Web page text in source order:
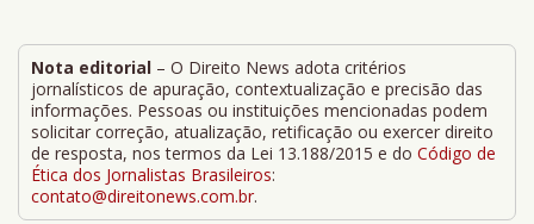
Nota editorial – O Direito News adota critérios
jornalísticos de apuração, contextualização e precisão das
informações. Pessoas ou instituições mencionadas podem
solicitar correção, atualização, retificação ou exercer direito
de resposta, nos termos da Lei 13.188/2015 e do Código de
Ética dos Jornalistas Brasileiros:
contato@direitonews.com.br.